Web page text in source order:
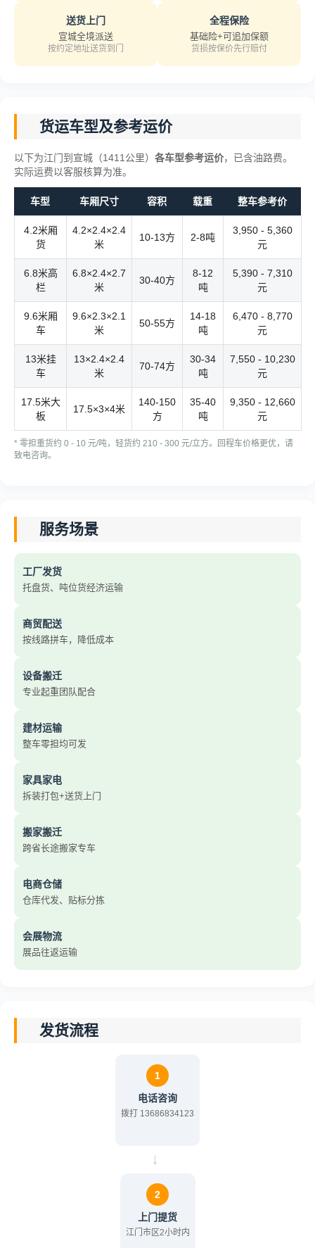
送货上门
宣城全境派送
按约定地址送货到门
全程保险
基础险+可追加保额
货损按保价先行赔付
货运车型及参考运价
以下为江门到宣城（1411公里） 各车型参考运价，已含油路费。
实际运费以客服核算为准。
车型 车厢尺寸 容积 载重 整车参考价
4.2米厢
货
4.2×2.4×2.4
米
10-13方 2-8吨
3,950 - 5,360
元
6.8米高
栏
6.8×2.4×2.7
米
30-40方
8-12
吨
5,390 - 7,310
元
9.6米厢
车
9.6×2.3×2.1
米
50-55方
14-18
吨
6,470 - 8,770
元
13米挂
车
13×2.4×2.4
米
70-74方
30-34
吨
7,550 - 10,230
元
17.5米大
板
17.5×3×4米
140-150
方
35-40
吨
9,350 - 12,660
元
* 零担重货约 0 - 10 元/吨，轻货约 210 - 300 元/立方。回程车价格更优，请
致电咨询。
服务场景
工厂发货
托盘货、吨位货经济运输
商贸配送
按线路拼车，降低成本
设备搬迁
专业起重团队配合
建材运输
整车零担均可发
家具家电
拆装打包+送货上门
搬家搬迁
跨省长途搬家专车
电商仓储
仓库代发、贴标分拣
会展物流
展品往返运输
发货流程
1
电话咨询
拨打 13686834123
→
2
上门提货
江门市区2小时内